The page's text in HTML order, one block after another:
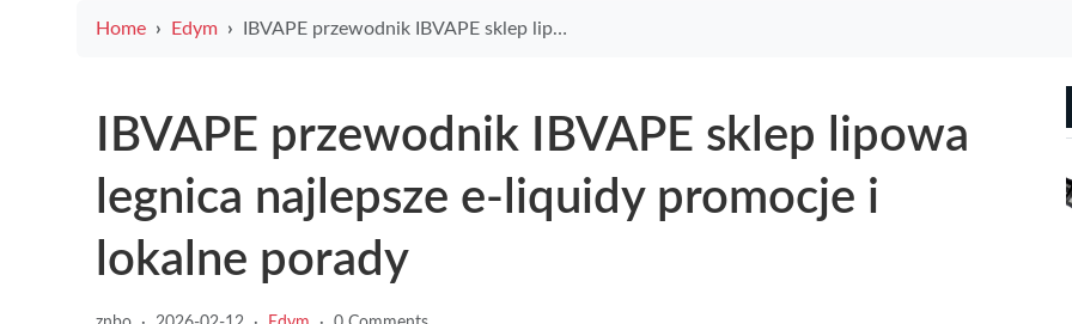
Home Edym IBVAPE przewodnik IBVAPE sklep lipowa legnica najlepsze e-liquidy promocje i lokalne porady
IBVAPE przewodnik IBVAPE sklep lipowa
legnica najlepsze e-liquidy promocje i
lokalne porady